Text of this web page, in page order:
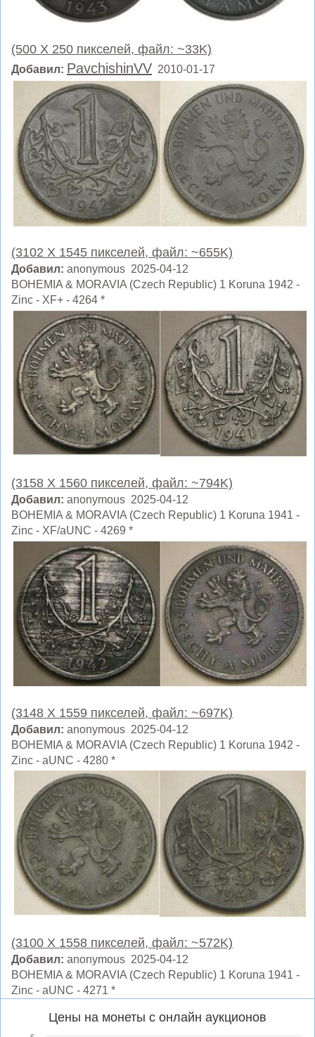
(500 X 250 пикселей, файл: ~33K)
Добавил: PavchishinVV 2010-01-17
(3102 X 1545 пикселей, файл: ~655K)
Добавил: anonymous 2025-04-12
BOHEMIA & MORAVIA (Czech Republic) 1 Koruna 1942 -
Zinc - XF+ - 4264 *
(3158 X 1560 пикселей, файл: ~794K)
Добавил: anonymous 2025-04-12
BOHEMIA & MORAVIA (Czech Republic) 1 Koruna 1941 -
Zinc - XF/aUNC - 4269 *
(3148 X 1559 пикселей, файл: ~697K)
Добавил: anonymous 2025-04-12
BOHEMIA & MORAVIA (Czech Republic) 1 Koruna 1942 -
Zinc - aUNC - 4280 *
(3100 X 1558 пикселей, файл: ~572K)
Добавил: anonymous 2025-04-12
BOHEMIA & MORAVIA (Czech Republic) 1 Koruna 1941 -
Zinc - aUNC - 4271 *